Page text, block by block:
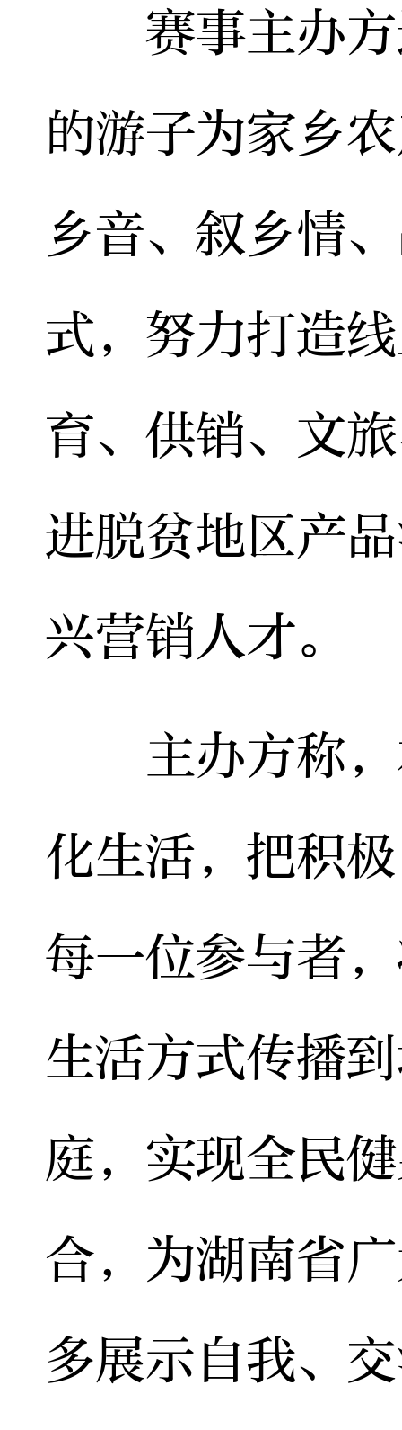
赛事主办方
的游子为家乡
乡音、叙乡情
式，努力打造
育、供销、文
进脱贫地区产
兴营销人才。
主办方称，
化生活，把积
每一位参与者
生活方式传播
庭，实现全民
合，为湖南省
多展示自我、